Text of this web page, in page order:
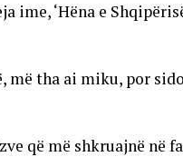
ime, ‘Hëna e
më tha ai miku, por
që më shkruajnë në